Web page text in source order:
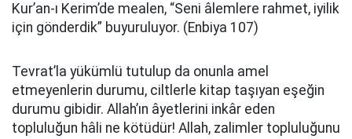
Kur’an-ı Kerim’de mealen, “Seni âlemlere rahmet, iyilik
için gönderdik” buyuruluyor. (Enbiya 107)
Tevrat’la yükümlü tutulup da onunla amel
etmeyenlerin durumu, ciltlerle kitap taşıyan eşeğin
durumu gibidir. Allah’ın âyetlerini inkâr eden
topluluğun hâli ne kötüdür! Allah, zalimler topluluğunu